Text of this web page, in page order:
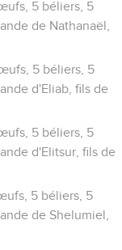
5 béliers, 5
de Nathanaël,
5 béliers, 5
d'Eliab, fils de
5 béliers, 5
d'Elitsur, fils de
5 béliers, 5
de Shelumiel,